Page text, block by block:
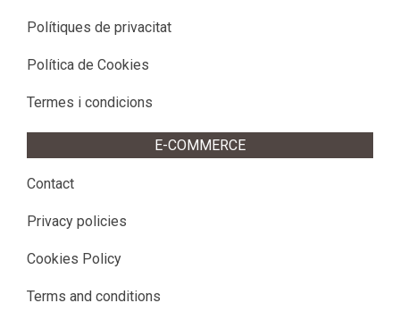
Polítiques de privacitat
Política de Cookies
Termes i condicions
E-COMMERCE
Contact
Privacy policies
Cookies Policy
Terms and conditions